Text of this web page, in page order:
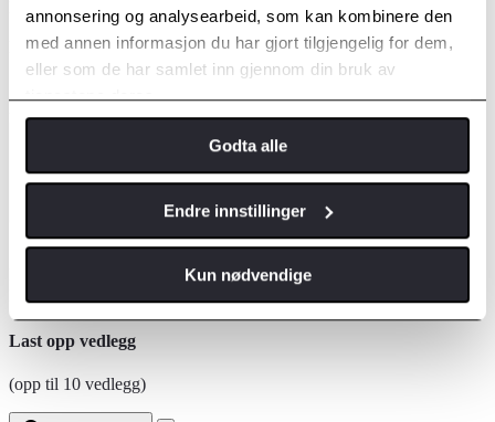
annonsering og analysearbeid, som kan kombinere den
med annen informasjon du har gjort tilgjengelig for dem,
eller som de har samlet inn gjennom din bruk av
tjenestene deres.
Godta alle
Endre innstillinger
Kun nødvendige
Kontakt meg via
E-postadresse*
Hva kan vi hjelpe deg med?*
Registreringsnummer
Last opp vedlegg
(opp til 10 vedlegg)